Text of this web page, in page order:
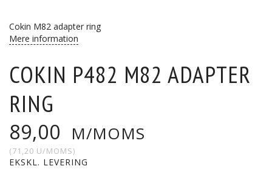
Cokin M82 adapter ring
Mere information
COKIN P482 M82 ADAPTER
RING
89,00 M/MOMS
(71,20 U/MOMS)
EKSKL. LEVERING